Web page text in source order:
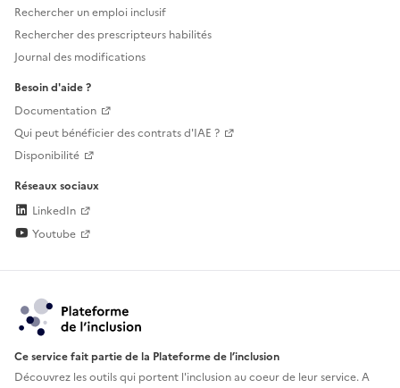
Rechercher un emploi inclusif
Rechercher des prescripteurs habilités
Journal des modifications
Besoin d'aide ?
Documentation
Qui peut bénéficier des contrats d'IAE ?
Disponibilité
Réseaux sociaux
LinkedIn
Youtube
Ce service fait partie de la Plateforme de l’inclusion
Découvrez les outils qui portent l'inclusion aucoeur de leur service. A